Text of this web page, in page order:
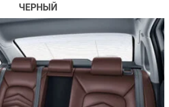
ЧЕРНЫЙ